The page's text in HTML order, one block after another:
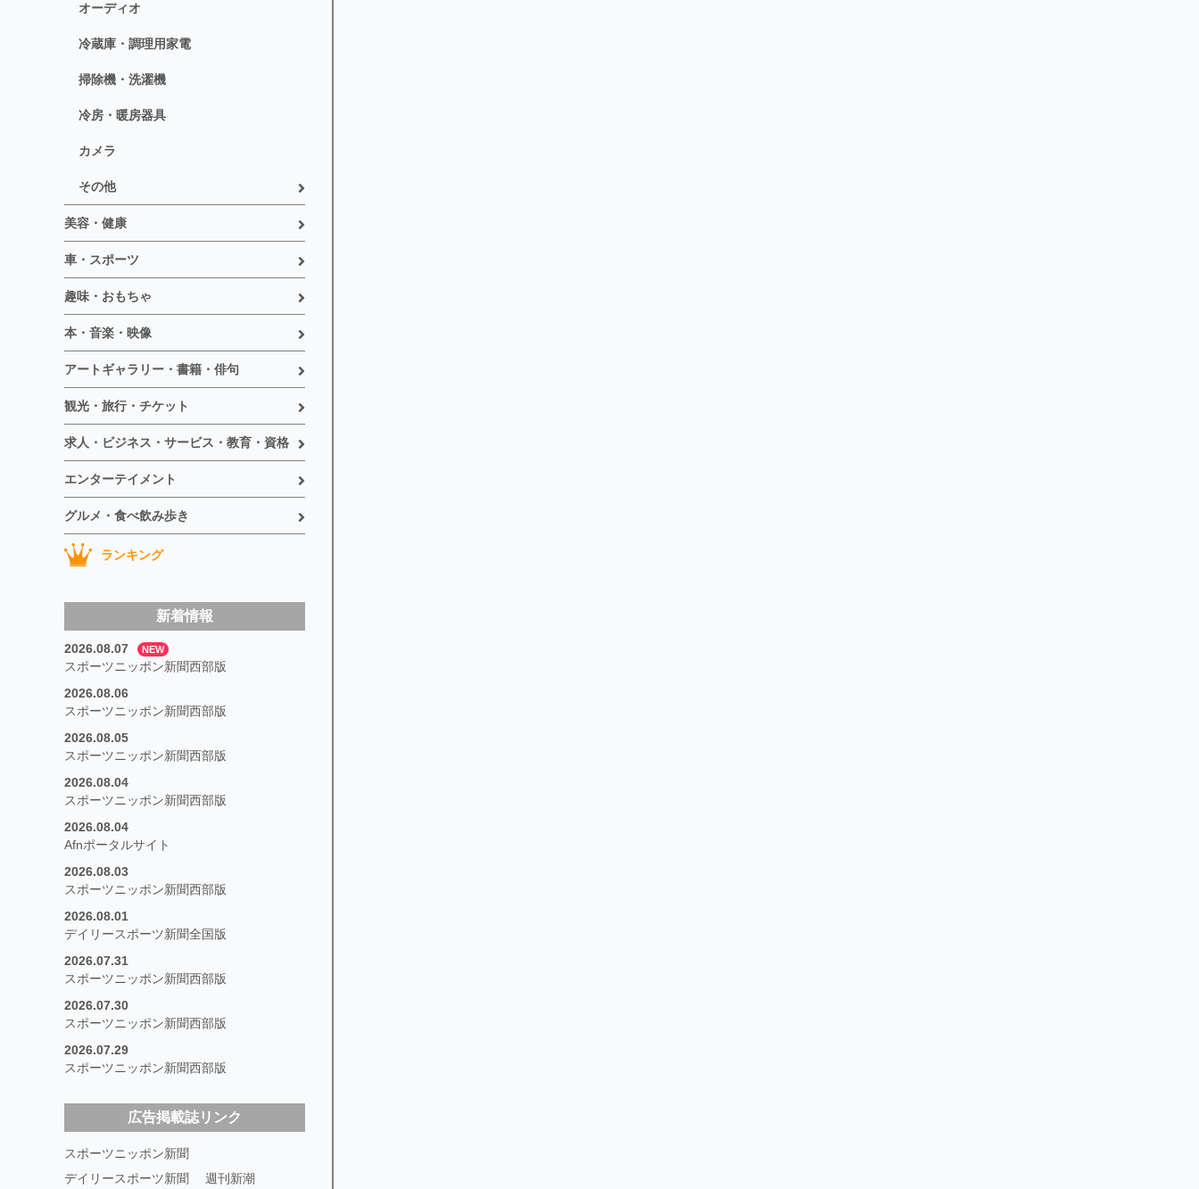
オーディオ
冷蔵庫・調理用家電
掃除機・洗濯機
冷房・暖房器具
カメラ
その他
美容・健康
車・スポーツ
趣味・おもちゃ
本・音楽・映像
アートギャラリー・書籍・俳句
観光・旅行・チケット
求人・ビジネス・サービス・教育・資格
エンターテイメント
グルメ・食べ飲み歩き
ランキング
新着情報
2026.08.07 NEW
スポーツニッポン新聞西部版
2026.08.06
スポーツニッポン新聞西部版
2026.08.05
スポーツニッポン新聞西部版
2026.08.04
スポーツニッポン新聞西部版
2026.08.04
Afnポータルサイト
2026.08.03
スポーツニッポン新聞西部版
2026.08.01
デイリースポーツ新聞全国版
2026.07.31
スポーツニッポン新聞西部版
2026.07.30
スポーツニッポン新聞西部版
2026.07.29
スポーツニッポン新聞西部版
広告掲載誌リンク
スポーツニッポン新聞
デイリースポーツ新聞
週刊新潮